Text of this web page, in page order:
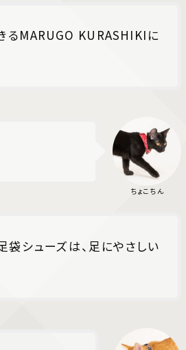
るMARUGO KURASHIKIに
シューズは、足にやさしい